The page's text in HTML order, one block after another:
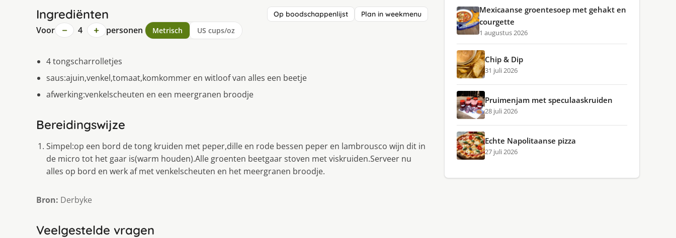
Ingrediënten Op boodschappenlijst Plan in weekmenu
Voor − 4 + personen Metrisch US cups/oz
4 tongscharrolletjes
saus:ajuin,venkel,tomaat,komkommer en witloof van alles een beetje
afwerking:venkelscheuten en een meergranen broodje
Bereidingswijze
Simpel:op een bord de tong kruiden met peper,dille en rode bessen peper en lambrousco wijn dit in
de micro tot het gaar is(warm houden).Alle groenten beetgaar stoven met viskruiden.Serveer nu
alles op bord en werk af met venkelscheuten en het meergranen broodje.
Bron: Derbyke
Veelgestelde vragen
Mexicaanse groentesoep met gehakt en
courgette
1 augustus 2026
Chip & Dip
31 juli 2026
Pruimenjam met speculaaskruiden
28 juli 2026
Echte Napolitaanse pizza
27 juli 2026